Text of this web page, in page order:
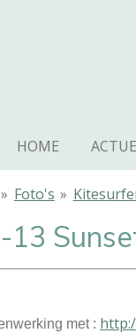
HOME
» Foto's »
13
met :